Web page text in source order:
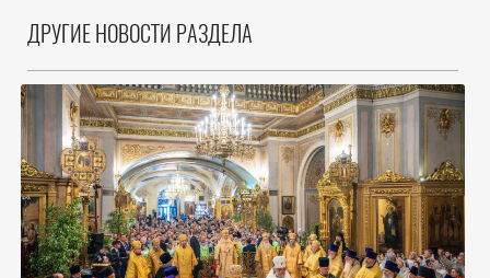
ДРУГИЕ НОВОСТИ РАЗДЕЛА